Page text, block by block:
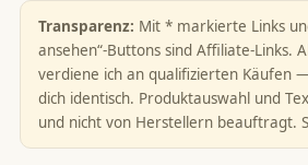
Transparenz: Mit * markierte Links
ansehen“-Buttons sind Affiliate-Links.
verdiene ich an qualifizierten Käufen
dich identisch. Produktauswahl und
und nicht von Herstellern beauftragt.